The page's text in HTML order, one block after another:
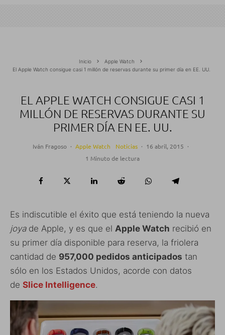
Inicio
Apple Watch
El Apple Watch consigue casi 1 millón de reservas durante su primer día en EE. UU.
EL APPLE WATCH CONSIGUE CASI 1
MILLÓN DE RESERVAS DURANTE SU
PRIMER DÍA EN EE. UU.
Iván Fragoso · Apple Watch Noticias · 16 abril, 2015 ·
1 Minuto de lectura
Es indiscutible el éxito que está teniendo la nueva
joyade Apple, y es que el Apple Watch recibió en
su primer día disponible para reserva, la friolera
cantidad de 957,000 pedidos anticipados tan
sólo en los Estados Unidos, acorde con datos
de Slice Intelligence.